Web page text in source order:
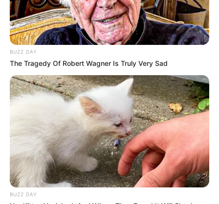
LIHAT ARTIKEL LAINNYA
Confidence Queen
Walking On Thin Ice Tempest
BUZZ DAY
The Tragedy Of Robert Wagner Is Truly Very Sad
BUZZ DAY